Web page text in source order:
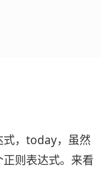
式，today，虽然
则表达式。来看